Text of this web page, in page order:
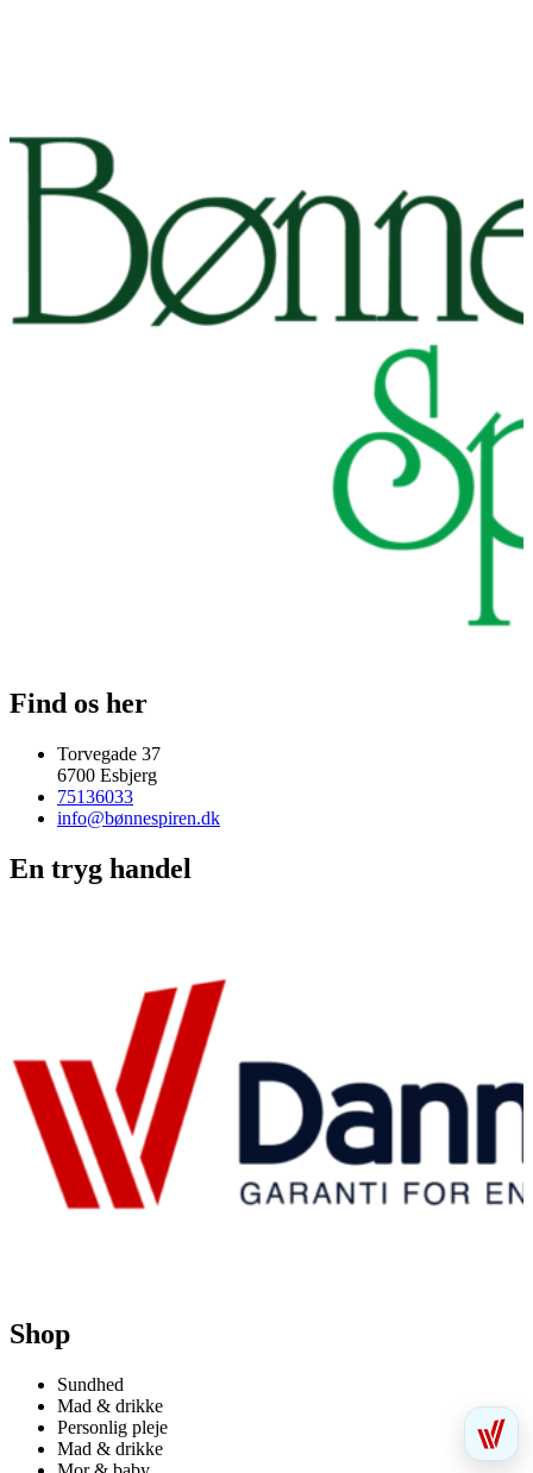
Find os her
Torvegade 37
6700 Esbjerg
75136033
info@bønnespiren.dk
En tryg handel
Shop
Sundhed
Mad & drikke
Personlig pleje
Mad & drikke